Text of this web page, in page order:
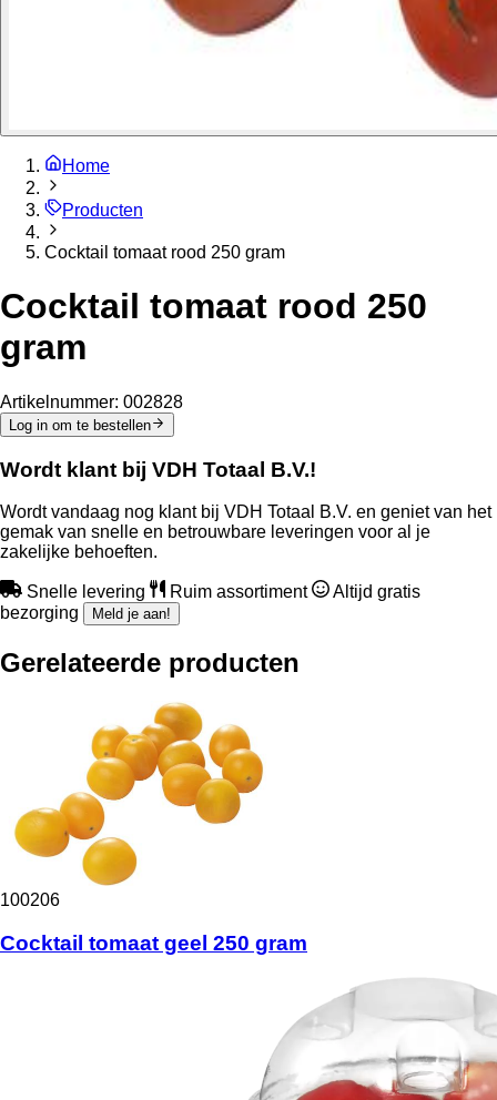
Home
Producten
Cocktail tomaat rood 250 gram
Cocktail tomaat rood 250
gram
Artikelnummer: 002828
Log in om te bestellen
Wordt klant bij VDH Totaal B.V.!
Wordt vandaag nog klant bij VDH Totaal B.V. en geniet van het
gemak van snelle en betrouwbare leveringen voor al je
zakelijke behoeften.
Snelle levering Ruim assortiment
Altijd gratis
bezorging
Meld je aan!
Gerelateerde producten
100206
Cocktail tomaat geel 250 gram